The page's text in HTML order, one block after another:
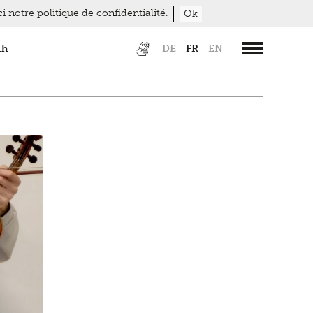
DE FR EN
notre politique de confidentialité. Ok